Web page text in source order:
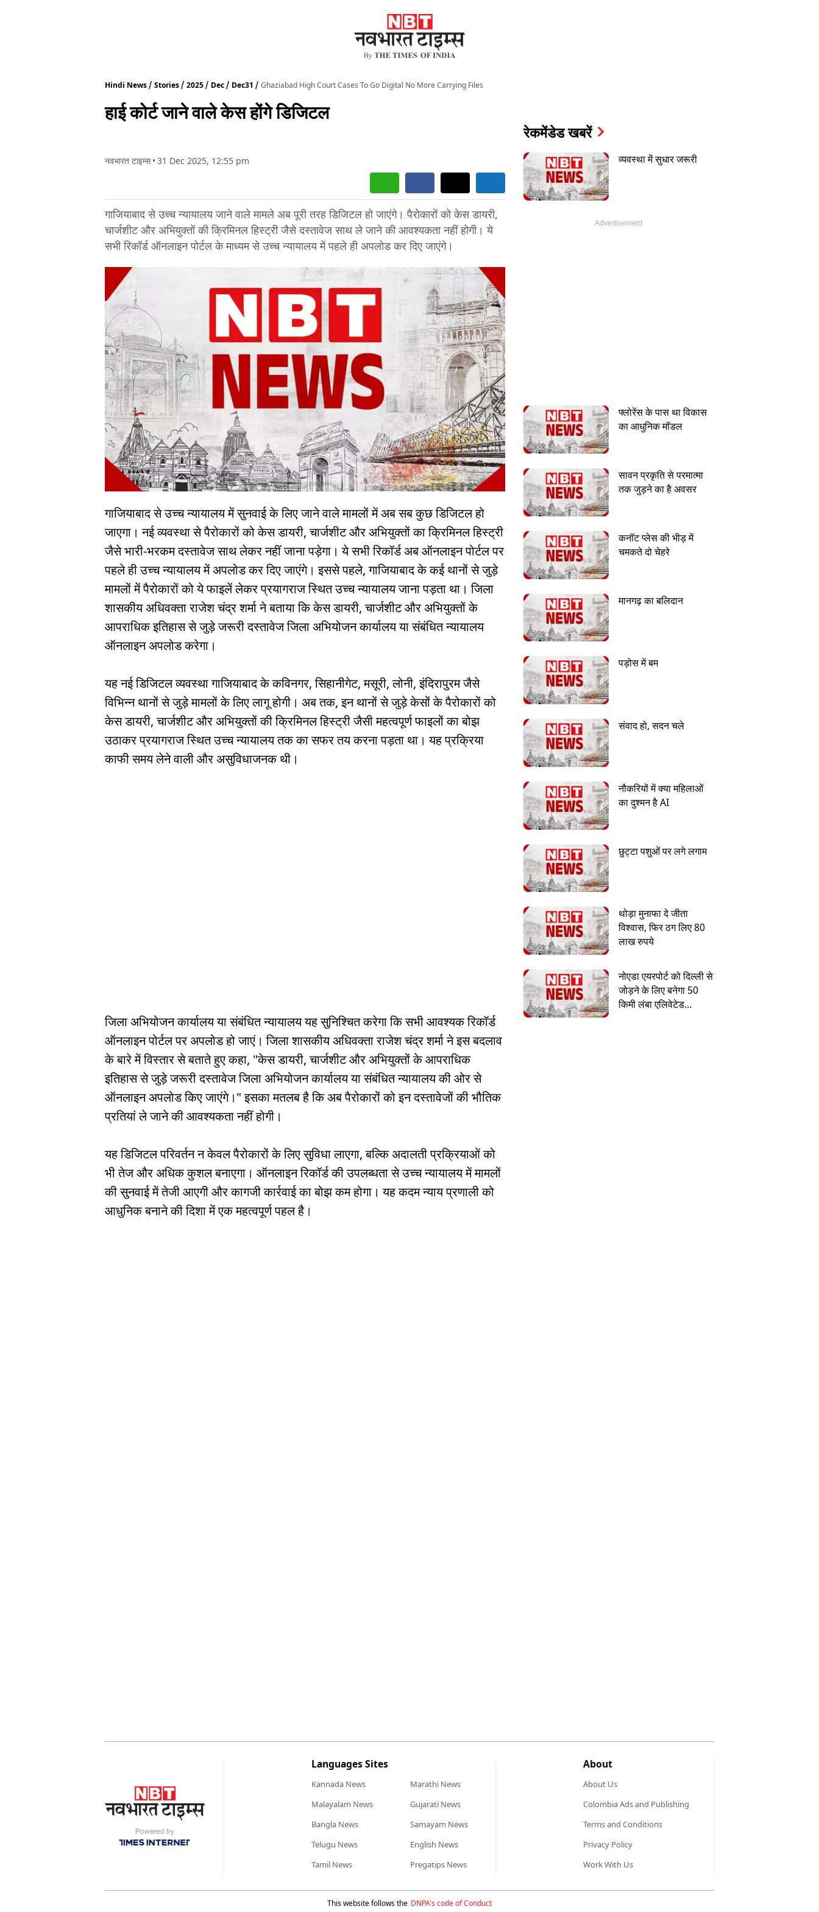
Hindi News Stories 2025 Dec Dec31 Ghaziabad High Court Cases To Go Digital No More Carrying Files
हाई कोर्ट जाने वाले केस होंगे डिजिटल
नवभारत टाइम्स •31 Dec 2025, 12:55 pm
गाजियाबाद से उच्च न्यायालय जाने वाले मामले अब पूरी तरह डिजिटल हो जाएंगे। पैरोकारों को केस डायरी,
चार्जशीट और अभियुक्तों की क्रिमिनल हिस्ट्री जैसे दस्तावेज साथ ले जाने की आवश्यकता नहीं होगी। ये
सभी रिकॉर्ड ऑनलाइन पोर्टल के माध्यम से उच्च न्यायालय में पहले ही अपलोड कर दिए जाएंगे।
गाजियाबाद से उच्च न्यायालय में सुनवाई के लिए जाने वाले मामलों में अब सब कुछ डिजिटल हो
जाएगा। नई व्यवस्था से पैरोकारों को केस डायरी, चार्जशीट और अभियुक्तों का क्रिमिनल हिस्ट्री
जैसे भारी-भरकम दस्तावेज साथ लेकर नहीं जाना पड़ेगा। ये सभी रिकॉर्ड अब ऑनलाइन पोर्टल पर
पहले ही उच्च न्यायालय में अपलोड कर दिए जाएंगे। इससे पहले, गाजियाबाद के कई थानों से जुड़े
मामलों में पैरोकारों को ये फाइलें लेकर प्रयागराज स्थित उच्च न्यायालय जाना पड़ता था। जिला
शासकीय अधिवक्ता राजेश चंद्र शर्मा ने बताया कि केस डायरी, चार्जशीट और अभियुक्तों के
आपराधिक इतिहास से जुड़े जरूरी दस्तावेज जिला अभियोजन कार्यालय या संबंधित न्यायालय
ऑनलाइन अपलोड करेगा।
यह नई डिजिटल व्यवस्था गाजियाबाद के कविनगर, सिहानीगेट, मसूरी, लोनी, इंदिरापुरम जैसे
विभिन्न थानों से जुड़े मामलों के लिए लागू होगी। अब तक, इन थानों से जुड़े केसों के पैरोकारों को
केस डायरी, चार्जशीट और अभियुक्तों की क्रिमिनल हिस्ट्री जैसी महत्वपूर्ण फाइलों का बोझ
उठाकर प्रयागराज स्थित उच्च न्यायालय तक का सफर तय करना पड़ता था। यह प्रक्रिया
काफी समय लेने वाली और असुविधाजनक थी।
जिला अभियोजन कार्यालय या संबंधित न्यायालय यह सुनिश्चित करेगा कि सभी आवश्यक रिकॉर्ड
ऑनलाइन पोर्टल पर अपलोड हो जाएं। जिला शासकीय अधिवक्ता राजेश चंद्र शर्मा ने इस बदलाव
के बारे में विस्तार से बताते हुए कहा, "केस डायरी, चार्जशीट और अभियुक्तों के आपराधिक
इतिहास से जुड़े जरूरी दस्तावेज जिला अभियोजन कार्यालय या संबंधित न्यायालय की ओर से
ऑनलाइन अपलोड किए जाएंगे।" इसका मतलब है कि अब पैरोकारों को इन दस्तावेजों की भौतिक
प्रतियां ले जाने की आवश्यकता नहीं होगी।
यह डिजिटल परिवर्तन न केवल पैरोकारों के लिए सुविधा लाएगा, बल्कि अदालती प्रक्रियाओं को
भी तेज और अधिक कुशल बनाएगा। ऑनलाइन रिकॉर्ड की उपलब्धता से उच्च न्यायालय में मामलों
की सुनवाई में तेजी आएगी और कागजी कार्रवाई का बोझ कम होगा। यह कदम न्याय प्रणाली को
आधुनिक बनाने की दिशा में एक महत्वपूर्ण पहल है।
रेकमेंडेड खबरें
व्यवस्था में सुधार जरूरी
फ्लोरेंस के पास था विकास
का आधुनिक मॉडल
सावन प्रकृति से परमात्मा
तक जुड़ने का है अवसर
कनॉट प्लेस की भीड़ में
चमकते दो चेहरे
मानगढ़ का बलिदान
पड़ोस में बम
संवाद हो, सदन चले
नौकरियों में क्या महिलाओं
का दुश्मन है AI
छुट्टा पशुओं पर लगे लगाम
थोड़ा मुनाफा दे जीता
विश्वास, फिर ठग लिए 80
लाख रुपये
नोएडा एयरपोर्ट को दिल्ली से
जोड़ने के लिए बनेगा 50
किमी लंबा एलिवेटेड
Languages Sites
KannadaNews
Malayalam News
BanglaNews
Telugu News
TamilNews
MarathiNews
GujaratiNews
Samayam News
English News
PregatipsNews
About
About Us
Colombia Ads and Publishing
Terms and Conditions
Privacy Policy
Work With Us
This website follows the DNPA's code of Conduct